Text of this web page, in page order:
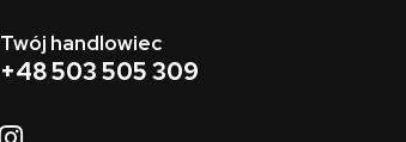
Twój handlowiec
+48 503 505 309